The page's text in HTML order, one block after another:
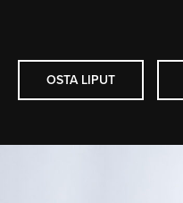
OSTA LIPUT